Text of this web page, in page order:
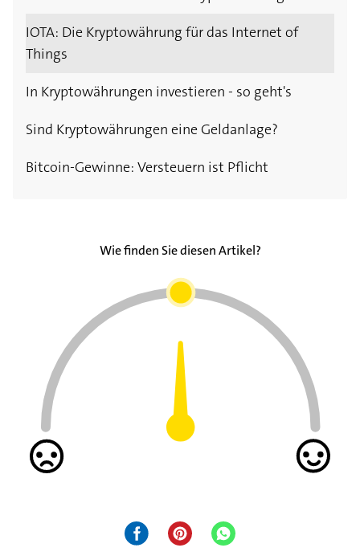
IOTA: Die Kryptowährung für das Internet of
Things
In Kryptowährungen investieren - so geht's
Sind Kryptowährungen eine Geldanlage?
Bitcoin-Gewinne: Versteuern ist Pflicht
Wie finden Sie diesen Artikel?